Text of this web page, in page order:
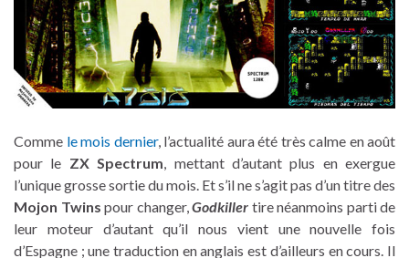
Comme le mois dernier, l’actualité aura été très calme en août
pour le ZX Spectrum, mettant d’autant plus en exergue
l’unique grosse sortie du mois. Et s’il ne s’agit pas d’un titre des
Mojon Twins pour changer,Godkiller tire néanmoins parti de
leur moteur d’autant qu’il nous vient une nouvelle fois
d’Espagne ; une traduction en anglais est d’ailleurs en cours. Il